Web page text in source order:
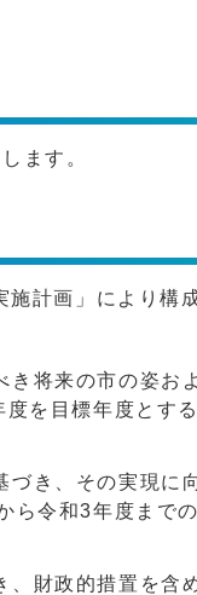
ます。
計画」により構
将来の市の姿お
を目標年度とす
き、その実現に
ら令和3年度までの
財政的措置を含